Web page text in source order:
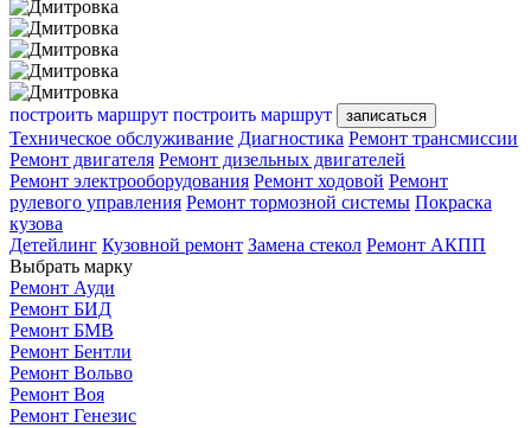
построить маршрут построить маршрут записаться
Техническое обслуживание Диагностика Ремонт трансмиссии
Ремонт двигателя Ремонт дизельных двигателей
Ремонт электрооборудования Ремонт ходовой Ремонт
рулевого управления Ремонт тормозной системы Покраска
кузова
Детейлинг Кузовной ремонт Замена стекол Ремонт АКПП
Выбрать марку
Ремонт Ауди
Ремонт БИД
Ремонт БМВ
Ремонт Бентли
Ремонт Вольво
Ремонт Воя
Ремонт Генезис